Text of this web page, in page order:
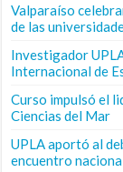
Valparaíso
de las
Investigador
Internacional de
Curso impulsó el
Ciencias del Mar
UPLA aportó al
encuentro